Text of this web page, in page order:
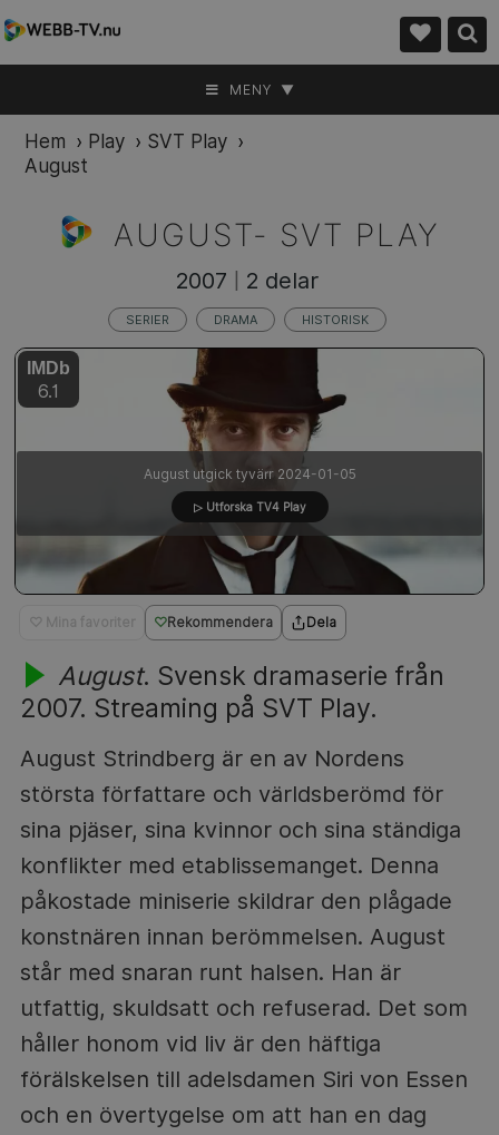
MENY ▼
Hem › Play › SVT Play ›
August
AUGUST- SVT PLAY
♡ Mina favoriter Rekommendera Dela
August. Svensk dramaserie från
2007. Streaming på SVT Play.
August Strindberg är en av Nordens
största författare och världsberömd för
sina pjäser, sina kvinnor och sina ständiga
konflikter med etablissemanget. Denna
påkostade miniserie skildrar den plågade
konstnären innan berömmelsen. August
står med snaran runt halsen. Han är
utfattig, skuldsatt och refuserad. Det som
håller honom vid liv är den häftiga
förälskelsen till adelsdamen Siri von Essen
och en övertygelse om att han en dag
August utgick tyvärr 2024-01-05
▷ Utforska TV4 Play
2007 2 delar
SERIER DRAMA HISTORISK
IMDb
6.1